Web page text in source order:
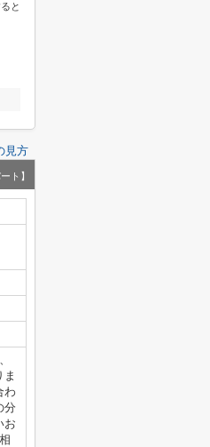
と
見方
ト】
わ
分
お